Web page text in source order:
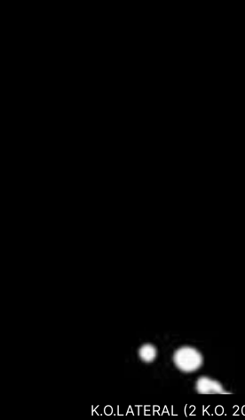
K.O.LATERAL (2